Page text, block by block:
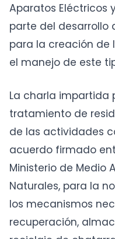
Aparatos Eléctricos
parte del
para la creación de
el manejo de este
La charla impartida
tratamiento de
de las actividades
acuerdo firmado
Ministerio de Medio
Naturales, para la
los mecanismos
recuperación,